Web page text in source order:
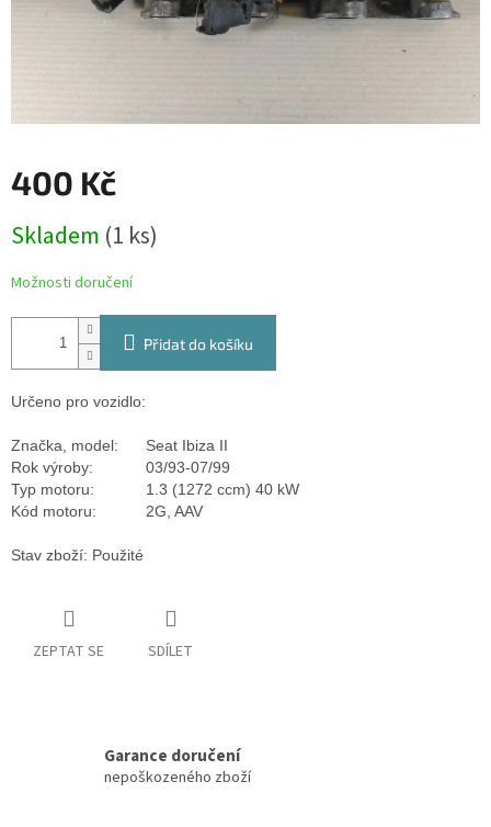
400 Kč
cena:
Skladem (1 ks)
Možnosti doručení
Přidat do košíku
Určeno pro vozidlo:
Značka, model:
Seat Ibiza II
Rok výroby:
03/93-07/99
Typ motoru:
1.3 (1272 ccm) 40 kW
Kód motoru:
2G, AAV
Stav zboží: Použité
ZEPTAT SE SDÍLET
Garance doručení
nepoškozeného zboží